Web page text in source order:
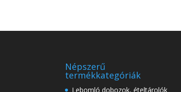
Népszerű
termékkategóriák
Lebomló dobozok, ételtárolók